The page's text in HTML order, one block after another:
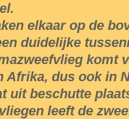
elkaar op de
duidelijke
komt
Afrika, dus ook in
uit beschutte
leeft de